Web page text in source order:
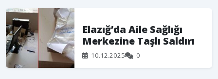
Elazığ’da Aile Sağlığı
Merkezine Taşlı Saldırı
10.12.2025 0